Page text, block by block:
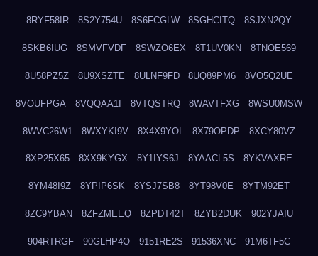
8RYF58IR 8S2Y754U 8S6FCGLW 8SGHCITQ 8SJXN2QY
8SKB6IUG 8SMVFVDF 8SWZO6EX 8T1UV0KN 8TNOE569
8U58PZ5Z 8U9XSZTE 8ULNF9FD 8UQ89PM6 8VO5Q2UE
8VOUFPGA 8VQQAA1I 8VTQSTRQ 8WAVTFXG 8WSU0MSW
8WVC26W1 8WXYKI9V 8X4X9YOL 8X79OPDP 8XCY80VZ
8XP25X65 8XX9KYGX 8Y1IYS6J 8YAACL5S 8YKVAXRE
8YM48I9Z 8YPIP6SK 8YSJ7SB8 8YT98V0E 8YTM92ET
8ZC9YBAN 8ZFZMEEQ 8ZPDT42T 8ZYB2DUK 902YJAIU
904RTRGF 90GLHP4O 9151RE2S 91536XNC 91M6TF5C